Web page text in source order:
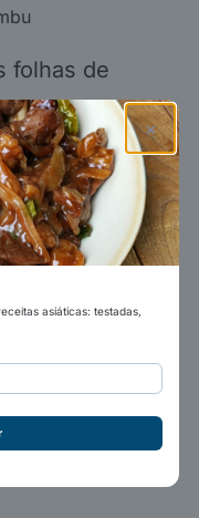
folhas de
de uma
pequenos e
×
asiáticas: testadas,